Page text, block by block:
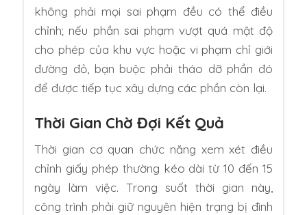
không phải mọi sai phạm đều có thể điều
chỉnh; nếu phần sai phạm vượt quá mật độ
cho phép của khu vực hoặc vi phạm chỉ giới
đường đỏ, bạn buộc phải tháo dỡ phần đó
để được tiếp tục xây dựng các phần còn lại.
Thời Gian Chờ Đợi Kết Quả
Thời gian cơ quan chức năng xem xét điều
chỉnh giấy phép thường kéo dài từ 10 đến 15
ngày làm việc. Trong suốt thời gian này,
công trình phải giữ nguyên hiện trạng bị đình